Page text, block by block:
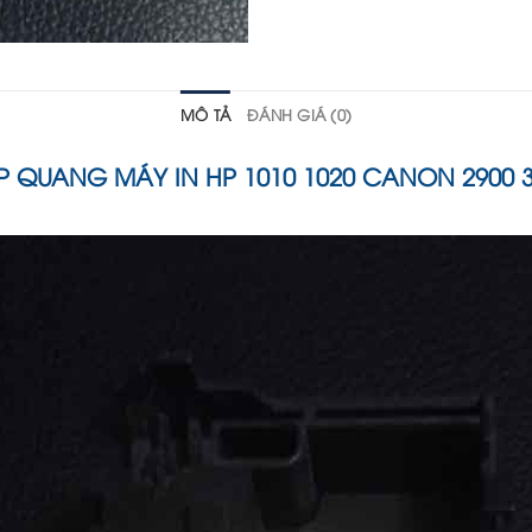
MÔ TẢ ĐÁNH GIÁ (0)
QUANG MÁY IN HP 1010 1020 CANON 2900